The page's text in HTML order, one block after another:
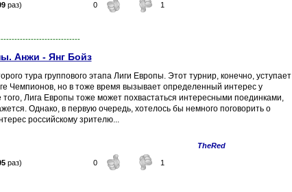
раз) 0 1
Анжи - Янг Бойз
тура группового этапа Лиги Европы. Этот турнир, конечно, уступает
Чемпионов, но в тоже время вызывает определенный интерес у
Лига Европы тоже может похвастаться интересными поединками,
Однако, в первую очередь, хотелось бы немного поговорить о
российскому зрителю...
TheRed
раз) 0 1